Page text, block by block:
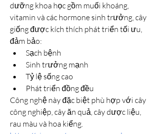
dưỡng khoa học gồm muối khoáng,
vitamin và các hormone sinh trưởng, cây
giống được kích thích phát triển tối ưu,
đảm bảo:
Sạch bệnh
Sinh trưởng mạnh
Tỷ lệ sống cao
Phát triển đồng đều
Công nghệ này đặc biệt phù hợp với cây
công nghiệp, cây ăn quả, cây dược liệu,
rau màu và hoa kiểng.